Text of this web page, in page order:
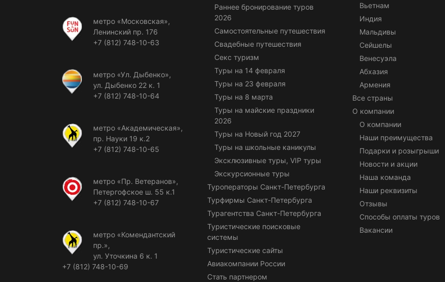
метро «Московская»,
Ленинский пр. 176
+7 (812) 748-10-63
метро «Ул. Дыбенко»,
ул. Дыбенко 22 к. 1
+7 (812) 748-10-64
метро «Академическая»,
пр. Науки 19 к.2
+7 (812) 748-10-65
метро «Пр. Ветеранов»,
Петергофское ш. 55 к.1
+7 (812) 748-10-67
метро «Комендантский
пр.»,
ул. Уточкина 6 к. 1
+7 (812) 748-10-69
Раннее бронирование туров
2026
Самостоятельные путешествия
Свадебные путешествия
Секс туризм
Туры на 14 февраля
Туры на 23 февраля
Туры на 8 марта
Туры на майские праздники
2026
Туры на Новый год 2027
Туры на школьные каникулы
Эксклюзивные туры, VIP туры
Экскурсионные туры
Туроператоры Санкт-Петербурга
Турфирмы Санкт-Петербурга
Турагентства Санкт-Петербурга
Туристические поисковые
системы
Туристические сайты
Авиакомпании России
Стать партнером
Вьетнам
Индия
Мальдивы
Сейшелы
Венесуэла
Абхазия
Армения
Все страны
О компании
О компании
Наши преимущества
Подарки и розыгрыши
Новости и акции
Наша команда
Наши реквизиты
Отзывы
Способы оплаты туров
Вакансии